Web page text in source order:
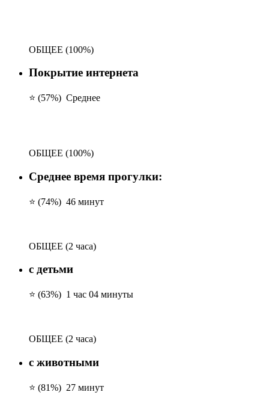
ОБЩЕЕ (100%)
Покрытие интернета
⭐ (57%) Среднее
ОБЩЕЕ (100%)
Среднее время прогулки:
⭐ (74%) 46 минут
ОБЩЕЕ (2 часа)
с детьми
⭐ (63%) 1 час 04 минуты
ОБЩЕЕ (2 часа)
с животными
⭐ (81%) 27 минут